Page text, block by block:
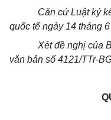
Căn cứ Luật ký
quốc tế ngày 14 tháng
Xét đề nghị của
văn bản số 4121/TTr-